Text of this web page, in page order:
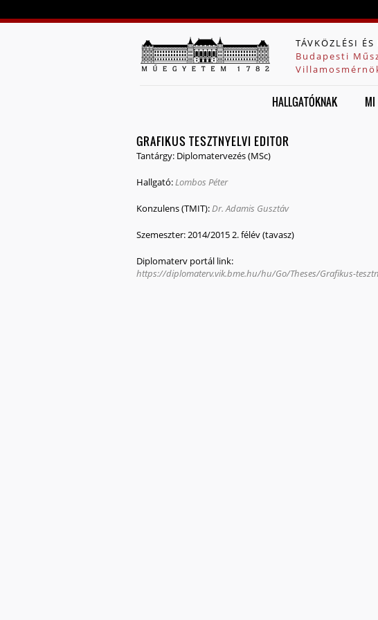
TÁVKÖZLÉSI
Budapesti
HALLGATÓKNAK MI
GRAFIKUS TESZTNYELVI EDITOR
Tantárgy: Diplomatervezés (MSc)
Hallgató:Lombos Péter
Konzulens (TMIT):Dr. Adamis Gusztáv
Szemeszter:2014/2015 2. félév (tavasz)
Diplomaterv portál link:
https://diplomaterv.vik.bme.hu/hu/Go/Theses/Grafikus-